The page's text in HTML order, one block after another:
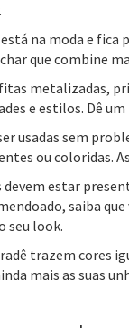
está na moda e
que combine
metalizadas,
e estilos. Dê
usadas sem
ou coloridas.
devem estar
saiba
seu look.
trazem cores
mais as suas